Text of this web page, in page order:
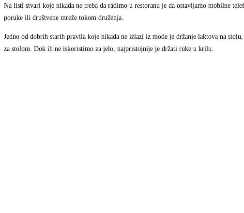
Na listi stvari koje nikada ne treba da radimo u restoranu je da ostavljamo mobilne
poruke ili društvene mreže tokom druženja.
Jedno od dobrih starih pravila koje nikada ne izlazi iz mode je držanje laktova na
za stolom. Dok ih ne iskoristimo za jelo, najpristojnije je držati ruke u krilu.